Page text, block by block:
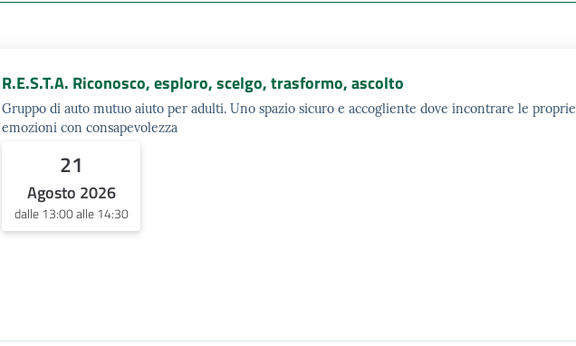
R.E.S.T.A. Riconosco, esploro, scelgo, trasformo, ascolto
Gruppo di auto mutuo aiuto per adulti. Uno spazio sicuro e accogliente dove incontrare le proprie
emozioni con consapevolezza
21
Agosto 2026
dalle 13:00 alle 14:30